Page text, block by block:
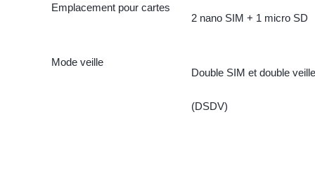
Emplacement pour cartes
2 nano SIM + 1 micro SD
Mode veille
Double SIM et double veille
(DSDV)